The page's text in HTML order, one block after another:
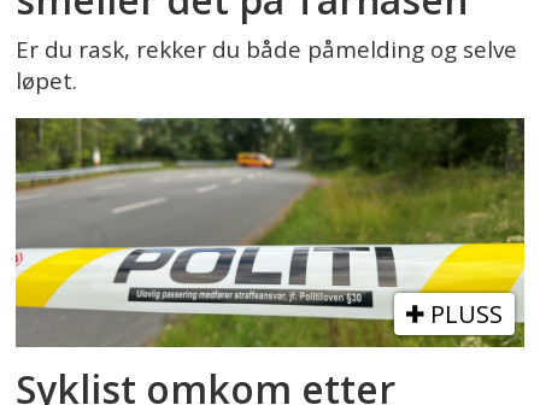
Er du rask, rekker du både påmelding og selve
løpet.
PLUSS
Syklist omkom etter